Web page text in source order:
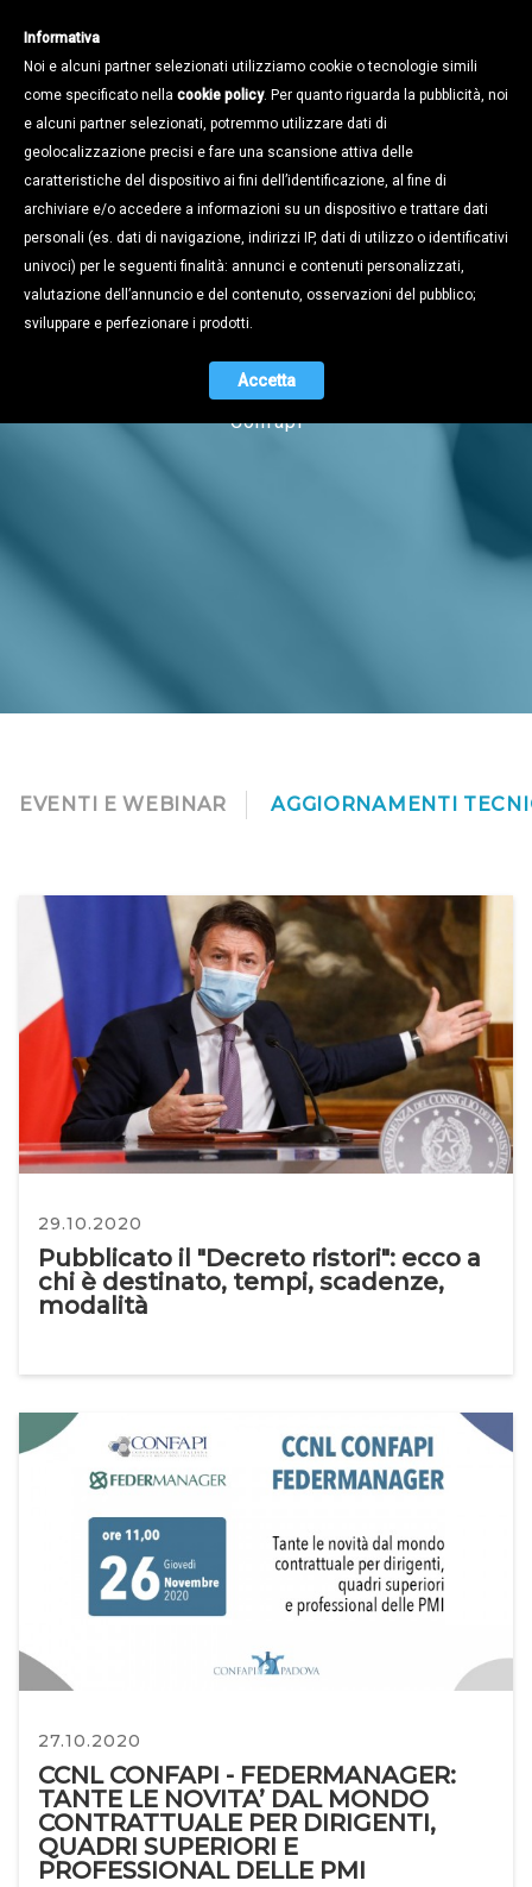
Notizie
Naviga tra i contenuti dell'universo
Confapi
EVENTI E WEBINAR AGGIORNAMENTI
29.10.2020
Pubblicato il "Decreto ristori": ecco a
chi è destinato, tempi, scadenze,
modalità
27.10.2020
CCNL CONFAPI - FEDERMANAGER:
TANTE LE NOVITA’ DAL MONDO
CONTRATTUALE PER DIRIGENTI,
QUADRI SUPERIORI E
PROFESSIONAL DELLE PMI
Informativa
Noi e alcuni partner selezionati utilizziamo cookie o tecnologie simili
come specificato nella cookie policy. Per quanto riguarda la pubblicità, noi
e alcuni partner selezionati, potremmo utilizzare dati di
geolocalizzazione precisi e fare una scansione attiva delle
caratteristiche del dispositivo ai fini dell’identificazione, al fine di
archiviare e/o accedere a informazioni su un dispositivo e trattare dati
personali (es. dati di navigazione, indirizzi IP, dati di utilizzo o identificativi
univoci) per le seguenti finalità: annunci e contenuti personalizzati,
valutazione dell’annuncio e del contenuto, osservazioni del pubblico;
sviluppare e perfezionare i prodotti.
Accetta